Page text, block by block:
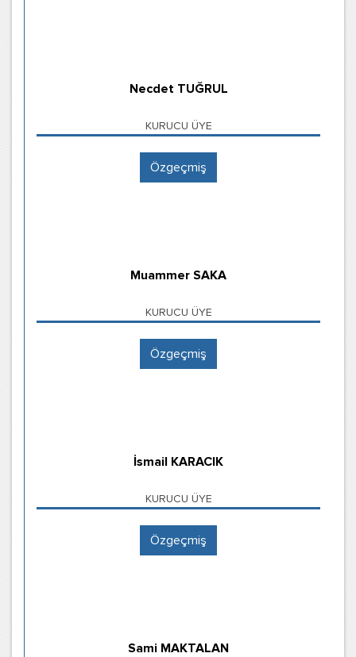
Necdet TUĞRUL
KURUCU ÜYE
Özgeçmiş
Muammer SAKA
KURUCU ÜYE
Özgeçmiş
İsmail KARACIK
KURUCU ÜYE
Özgeçmiş
Sami MAKTALAN